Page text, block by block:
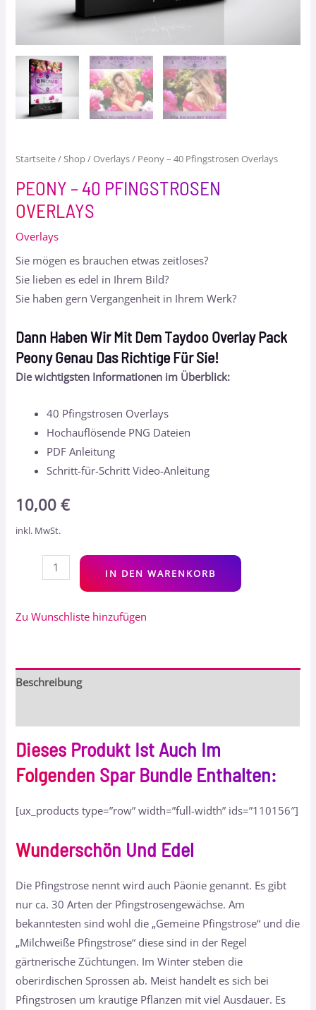
Startseite/ Shop/Overlays/ Peony – 40 Pfingstrosen Overlays
PEONY – 40 PFINGSTROSEN
OVERLAYS
Overlays
Sie mögen es brauchen etwas zeitloses?
Sie lieben es edel in Ihrem Bild?
Sie haben gern Vergangenheit in Ihrem Werk?
Dann Haben Wir Mit Dem Taydoo Overlay Pack
Peony Genau Das Richtige Für Sie!
Die wichtigsten Informationen im Überblick:
40 Pfingstrosen Overlays
Hochauflösende PNG Dateien
PDF Anleitung
Schritt-für-Schritt Video-Anleitung
10,00€
inkl. MwSt.
IN DEN WARENKORB
Zu Wunschliste hinzufügen
Beschreibung
Dieses Produkt Ist Auch Im
Folgenden Spar Bundle Enthalten:
[ux_products type=”row” width=”full-width” ids=”110156″]
Wunderschön Und Edel
Die Pfingstrose nennt wird auch Päonie genannt. Es gibt
nur ca. 30 Arten der Pfingstrosengewächse. Am
bekanntesten sind wohl die „Gemeine Pfingstrose“ und die
„Milchweiße Pfingstrose“ diese sind in der Regel
gärtnerische Züchtungen. Im Winter steben die
oberirdischen Sprossen ab. Meist handelt es sich bei
Pfingstrosen um krautige Pflanzen mit viel Ausdauer. Es